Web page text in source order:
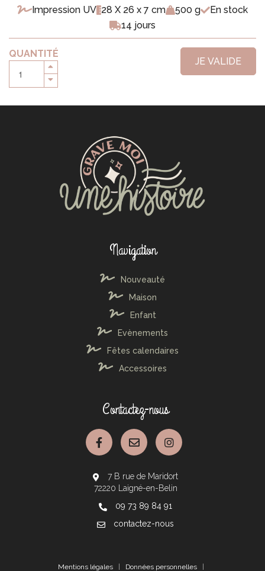
Impression UV 28 X 26 x 7 cm 500 g
En stock
14 jours
QUANTITÉ
JE VALIDE
Navigation
Nouveauté
Maison
Enfant
Evènements
Fêtes calendaires
Accessoires
Contactez-nous
7 B rue de Maridort
72220 Laigné-en-Belin
09 73 89 84 91
contactez-nous
Mentions légales| Données personnelles|